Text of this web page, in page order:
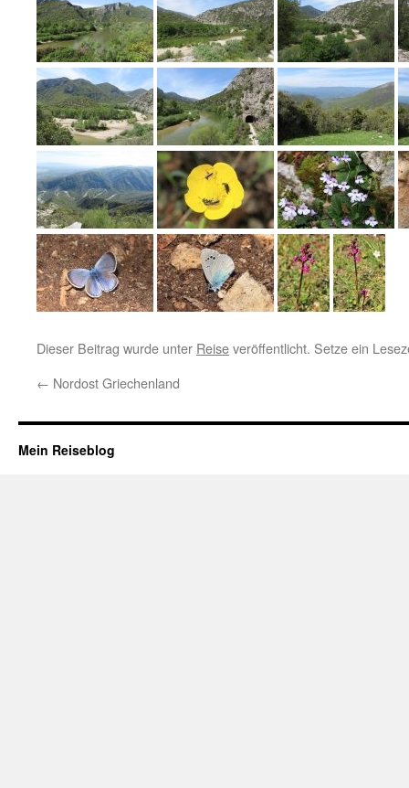
Dieser Beitrag wurde unter Reiseveröffentlicht. Setze ein
← Nordost Griechenland
Mein Reiseblog